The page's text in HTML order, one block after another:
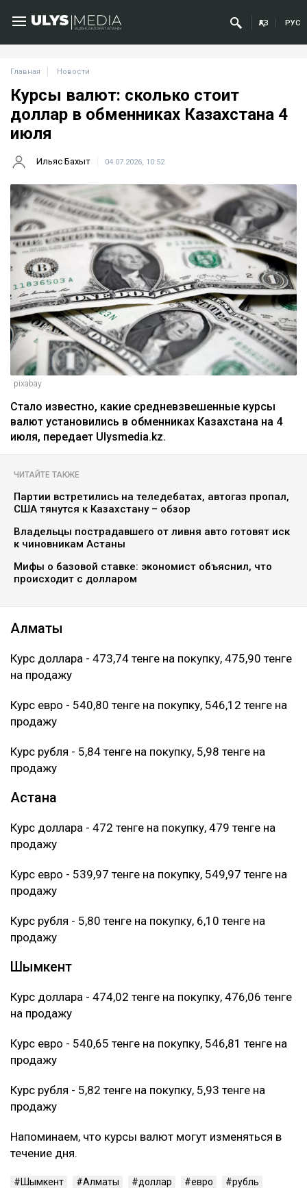
ҚАЗ РУС
Главная Новости
Курсы валют: сколько стоит
доллар в обменниках Казахстана 4
июля
Ильяс Бахыт 04.07.2026, 10:52
pixabay
Стало известно, какие средневзвешенные курсы
валют установились в обменниках Казахстана на 4
июля, передает Ulysmedia.kz.
ЧИТАЙТЕ ТАКЖЕ
Партии встретились на теледебатах, автогаз пропал,
США тянутся к Казахстану – обзор
Владельцы пострадавшего от ливня авто готовят иск
к чиновникам Астаны
Мифы о базовой ставке: экономист объяснил, что
происходит с долларом
Алматы
Курс доллара - 473,74 тенге на покупку, 475,90 тенге
на продажу
Курс евро - 540,80 тенге на покупку, 546,12 тенге на
продажу
Курс рубля - 5,84 тенге на покупку, 5,98 тенге на
продажу
Астана
Курс доллара - 472 тенге на покупку, 479 тенге на
продажу
Курс евро - 539,97 тенге на покупку, 549,97 тенге на
продажу
Курс рубля - 5,80 тенге на покупку, 6,10 тенге на
продажу
Шымкент
Курс доллара - 474,02 тенге на покупку, 476,06 тенге
на продажу
Курс евро - 540,65 тенге на покупку, 546,81 тенге на
продажу
Курс рубля - 5,82 тенге на покупку, 5,93 тенге на
продажу
Напоминаем, что курсы валют могут изменяться в
течение дня.
Шымкент Алматы доллар евро
рубль